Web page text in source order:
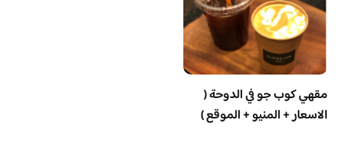
مقهي كوب جو في الدوحة (
الاسعار + المنيو + الموقع )